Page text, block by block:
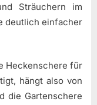
Sträuchern im
deutlich einfacher
Heckenschere für
hängt also von
die Gartenschere